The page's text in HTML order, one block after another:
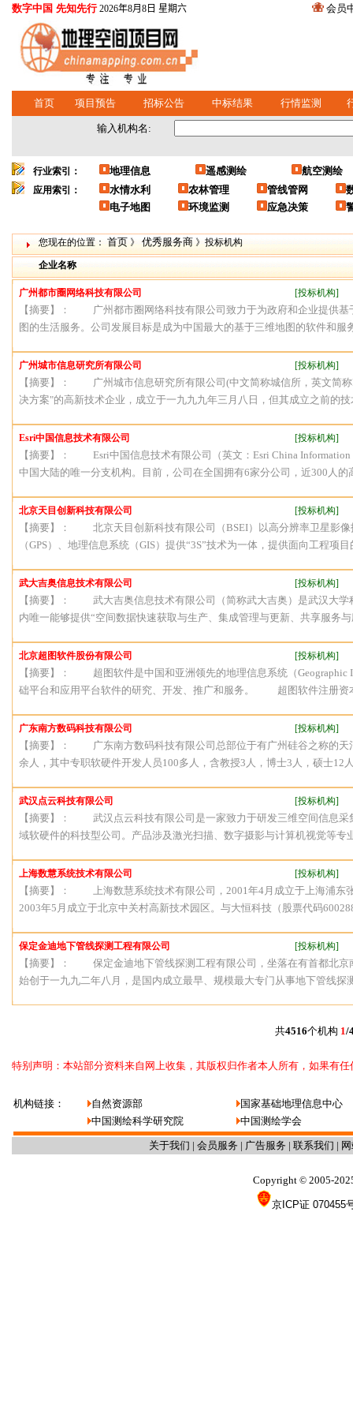
数字中国 先知先行 2026年8月8日 星期六 会员
首页 项目预告 招标公告 中标结果 行情监测
输入机构名:
行业索引： 地理信息 遥感测绘 航空测绘
应用索引： 水情水利 农林管理 管线管网
电子地图
环境监测 应急决策
您现在的位置： 首页 》 优秀服务商 》投标机构
企业名称
广州都市圈网络科技有限公司 [投标机构]
【摘要】： 广州都市圈网络科技有限公司致力于为政府和企业提供基
图的生活服务。公司发展目标是成为中国最大的基于三维地图的软件
广州城市信息研究所有限公司 [投标机构]
【摘要】： 广州城市信息研究所有限公司(中文简称城信所，英文简
决方案"的高新技术企业，成立于一九九九年三月八日，但其成立之前的
Esri中国信息技术有限公司 [投标机构]
【摘要】： Esri中国信息技术有限公司（英文：Esri China Information
中国大陆的唯一分支机构。目前，公司在全国拥有6家分公司，近300人的
北京天目创新科技有限公司 [投标机构]
【摘要】： 北京天目创新科技有限公司（BSEI）以高分辨率卫星影像
（GPS）、地理信息系统（GIS）提供“3S”技术为一体，提供面向工程项
武大吉奥信息技术有限公司 [投标机构]
【摘要】： 武大吉奥信息技术有限公司（简称武大吉奥）是武汉大学
内唯一能够提供“空间数据快速获取与生产、集成管理与更新、共享服务
北京超图软件股份有限公司 [投标机构]
【摘要】： 超图软件是中国和亚洲领先的地理信息系统（Geographic
础平台和应用平台软件的研究、开发、推广和服务。 超图软件注册资
广东南方数码科技有限公司 [投标机构]
【摘要】： 广东南方数码科技有限公司总部位于有广州硅谷之称的天
余人，其中专职软硬件开发人员100多人，含教授3人，博士3人，硕士12
武汉点云科技有限公司 [投标机构]
【摘要】： 武汉点云科技有限公司是一家致力于研发三维空间信息采
域软硬件的科技型公司。产品涉及激光扫描、数字摄影与计算机视觉
上海数慧系统技术有限公司 [投标机构]
【摘要】： 上海数慧系统技术有限公司，2001年4月成立于上海浦东
2003年5月成立于北京中关村高新技术园区。与大恒科技（股票代码
保定金迪地下管线探测工程有限公司 [投标机构]
【摘要】： 保定金迪地下管线探测工程有限公司，坐落在有首都北京
始创于一九九二年八月，是国内成立最早、规模最大专门从事地下管线
共4516个机构 1/
特别声明：本站部分资料来自网上收集，其版权归作者本人所有，如果有
机构链接： 自然资源部
国家基础地理信息中心
中国测绘科学研究院
中国测绘学会
关于我们 | 会员服务 | 广告服务 | 联系我们 |
Copyright © 2005-
京ICP证 070455